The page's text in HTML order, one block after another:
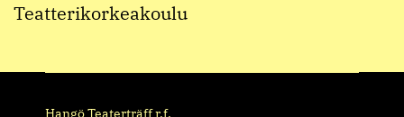
Teatterikorkeakoulu
Hangö Teaterträff r.f.